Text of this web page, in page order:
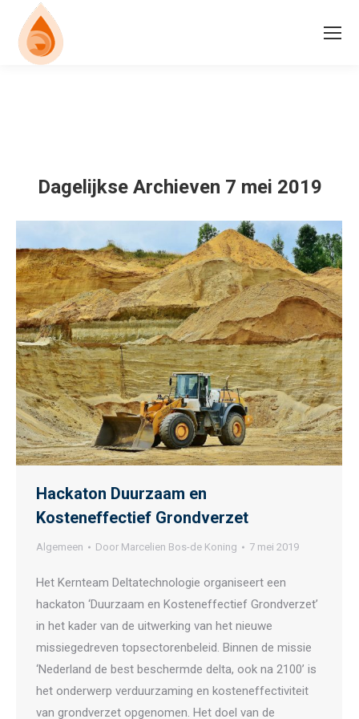
Dagelijkse Archieven 7 mei 2019
Hackaton Duurzaam en
Kosteneffectief Grondverzet
Algemeen Door Marcelien Bos-de Koning 7 mei 2019
Het Kernteam Deltatechnologie organiseert een
hackaton ‘Duurzaam en Kosteneffectief Grondverzet’
in het kader van de uitwerking van het nieuwe
missiegedreven topsectorenbeleid. Binnen de missie
‘Nederland de best beschermde delta, ook na 2100’ is
het onderwerp verduurzaming en kosteneffectiviteit
van grondverzet opgenomen. Het doel van de